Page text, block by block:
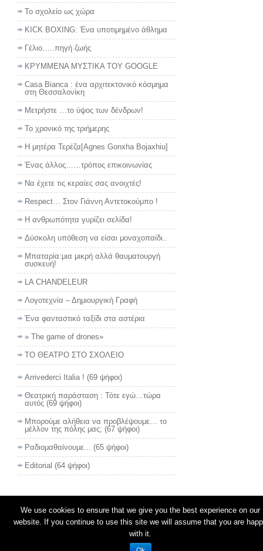
To σχολείο ως χώρα
KICK BOXING: Ένα υποτιμημένο άθλημα
Γέλιο…..πηγή ζωής
ΚΡΥΜΜΕΝΑ ΜΥΣΤΙΚΑ ΤΟΥ GOOGLE
Casa Bianca : ένα αρχιτεκτονικό κόσμημα
στη Θεσσαλονίκη
Μετρήστε …το ύψος των δένδρων!
Το χρονικό της τριήμερης
Η μητέρα Τερέζα[Agnes Gonxha Bojaxhiu]
Ένας άλλος……τρόπος επικοινωνίας
Να έχετε τις κεραίες σας ανοιχτές!
Respect… Στον Γιάννη Αντετοκούμπο !
Η ανθρωπότητα γυρίζει σελίδα!
Δύσκολη υπόθεση να είσαι μοναχοπαίδι..
Μπαταρία:μια μικρή αλλά θαυματουργή
συσκευή!
LA CHANDELEUR
Λογοτεχνία – Δημιουργική Γραφή
Ένα φανταστικό ταξίδι στα αστέρια
» The game of drones»
ΤΟ ΘΕΑΤΡΟ ΣΤΟ ΣΧΟΛΕΙΟ
Arrivederci Italia ! (69 ψήφοι)
Θεατρική παράσταση : Τότε εγώ…τώρα
αυτός (69 ψήφοι)
Μπορούμε αλήθεια να προβλέψουμε… το
μέλλον της πόλης μας; (67 ψήφοι)
Ραδιομαθαίνουμε... (65 ψήφοι)
Editorial (64 ψήφοι)
© 2026Τρίτου Ματιά
We use cookies to ensure that we give you the best experience on our
website. If you continue to use this site we will assume that you are
with it.